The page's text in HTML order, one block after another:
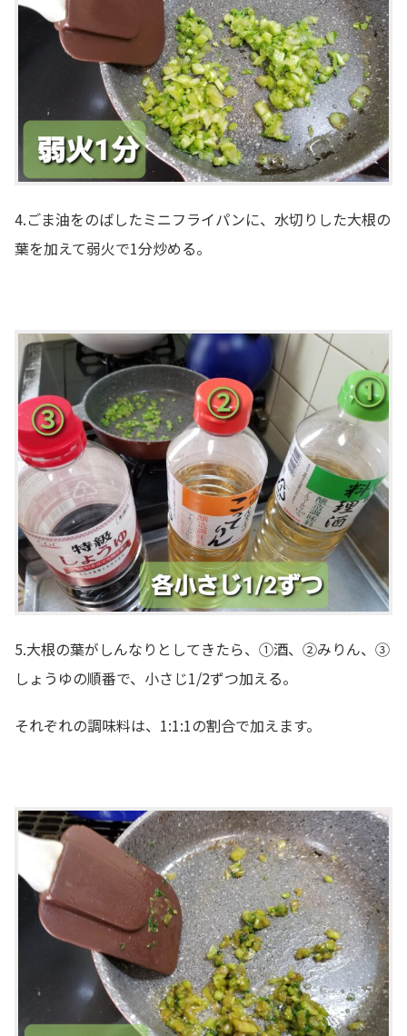
4.ごま油をのばしたミニフライパンに、水切りした大根の
葉を加えて弱火で1分炒める。
5.大根の葉がしんなりとしてきたら、①酒、②みりん、③
しょうゆの順番で、小さじ1/2ずつ加える。
それぞれの調味料は、1:1:1の割合で加えます。